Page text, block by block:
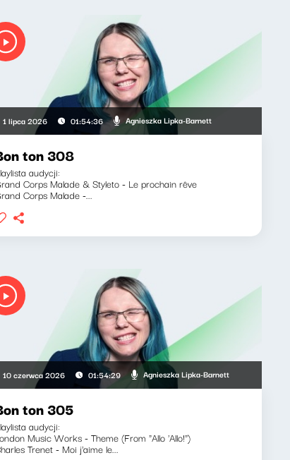
1 lipca 2026 01:54:36 Agnieszka Lipka-Barnett
ton 308
audycji:
Corps Malade & Styleto - Le prochain rêve
Corps Malade -...
10 czerwca 2026 01:54:29 Agnieszka Lipka-Barnett
ton 305
audycji:
Music Works - Theme (From "Allo 'Allo!")
Trenet - Moi j'aime le...